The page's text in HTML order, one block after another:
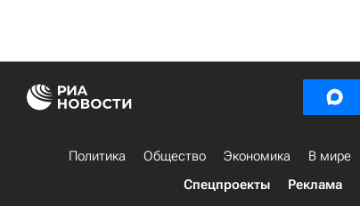
Политика Общество Экономика В мире
Спецпроекты
Реклама